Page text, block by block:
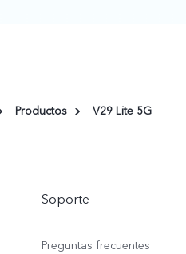
Productos V29 Lite 5G
Soporte
Preguntas frecuentes